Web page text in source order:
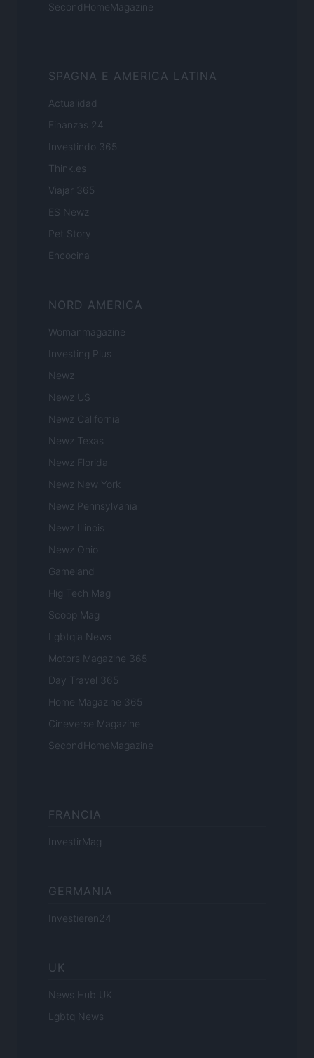
SecondHomeMagazine
SPAGNA E AMERICA LATINA
Actualidad
Finanzas 24
Investindo 365
Think.es
Viajar 365
ES Newz
Pet Story
Encocina
NORD AMERICA
Womanmagazine
Investing Plus
Newz
Newz US
Newz California
Newz Texas
Newz Florida
Newz New York
Newz Pennsylvania
Newz Illinois
Newz Ohio
Gameland
Hig Tech Mag
Scoop Mag
Lgbtqia News
Motors Magazine 365
Day Travel 365
Home Magazine 365
Cineverse Magazine
SecondHomeMagazine
FRANCIA
InvestirMag
GERMANIA
Investieren24
UK
News Hub UK
Lgbtq News